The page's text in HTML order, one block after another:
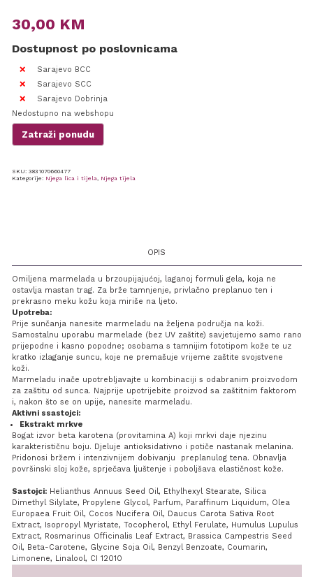
30,00 KM
Dostupnost po poslovnicama
Sarajevo BCC
Sarajevo SCC
Sarajevo Dobrinja
Nedostupno na webshopu
Zatraži ponudu
SKU: 3831070660477
Kategorije: Njega lica i tijela, Njega tijela
OPIS
Omiljena marmelada u brzoupijajućoj, laganoj formuli gela, koja ne
ostavlja mastan trag. Za brže tamnjenje, privlačno preplanuo ten i
prekrasno meku kožu koja miriše na ljeto.
Upotreba:
Prije sunčanja nanesite marmeladu na željena područja na koži.
Samostalnu uporabu marmelade (bez UV zaštite) savjetujemo samo rano
prijepodne i kasno popodne; osobama s tamnijim fototipom kože te uz
kratko izlaganje suncu, koje ne premašuje vrijeme zaštite svojstvene
koži.
Marmeladu inače upotrebljavajte u kombinaciji s odabranim proizvodom
za zaštitu od sunca. Najprije upotrijebite proizvod sa zaštitnim faktorom
i, nakon što se on upije, nanesite marmeladu.
Aktivni ssastojci:
Ekstrakt mrkve
Bogat izvor beta karotena (provitamina A) koji mrkvi daje njezinu
karakterističnu boju. Djeluje antioksidativno i potiče nastanak melanina.
Pridonosi bržem i intenzivnijem dobivanju preplanulog tena. Obnavlja
površinski sloj kože, sprječava ljuštenje i poboljšava elastičnost kože.
Sastojci:Helianthus Annuus Seed Oil, Ethylhexyl Stearate, Silica
Dimethyl Silylate, Propylene Glycol, Parfum, Paraffinum Liquidum, Olea
Europaea Fruit Oil, Cocos Nucifera Oil, Daucus Carota Sativa Root
Extract, Isopropyl Myristate, Tocopherol, Ethyl Ferulate, Humulus Lupulus
Extract, Rosmarinus Officinalis Leaf Extract, Brassica Campestris Seed
Oil, Beta-Carotene, Glycine Soja Oil, Benzyl Benzoate, Coumarin,
Limonene, Linalool, CI 12010